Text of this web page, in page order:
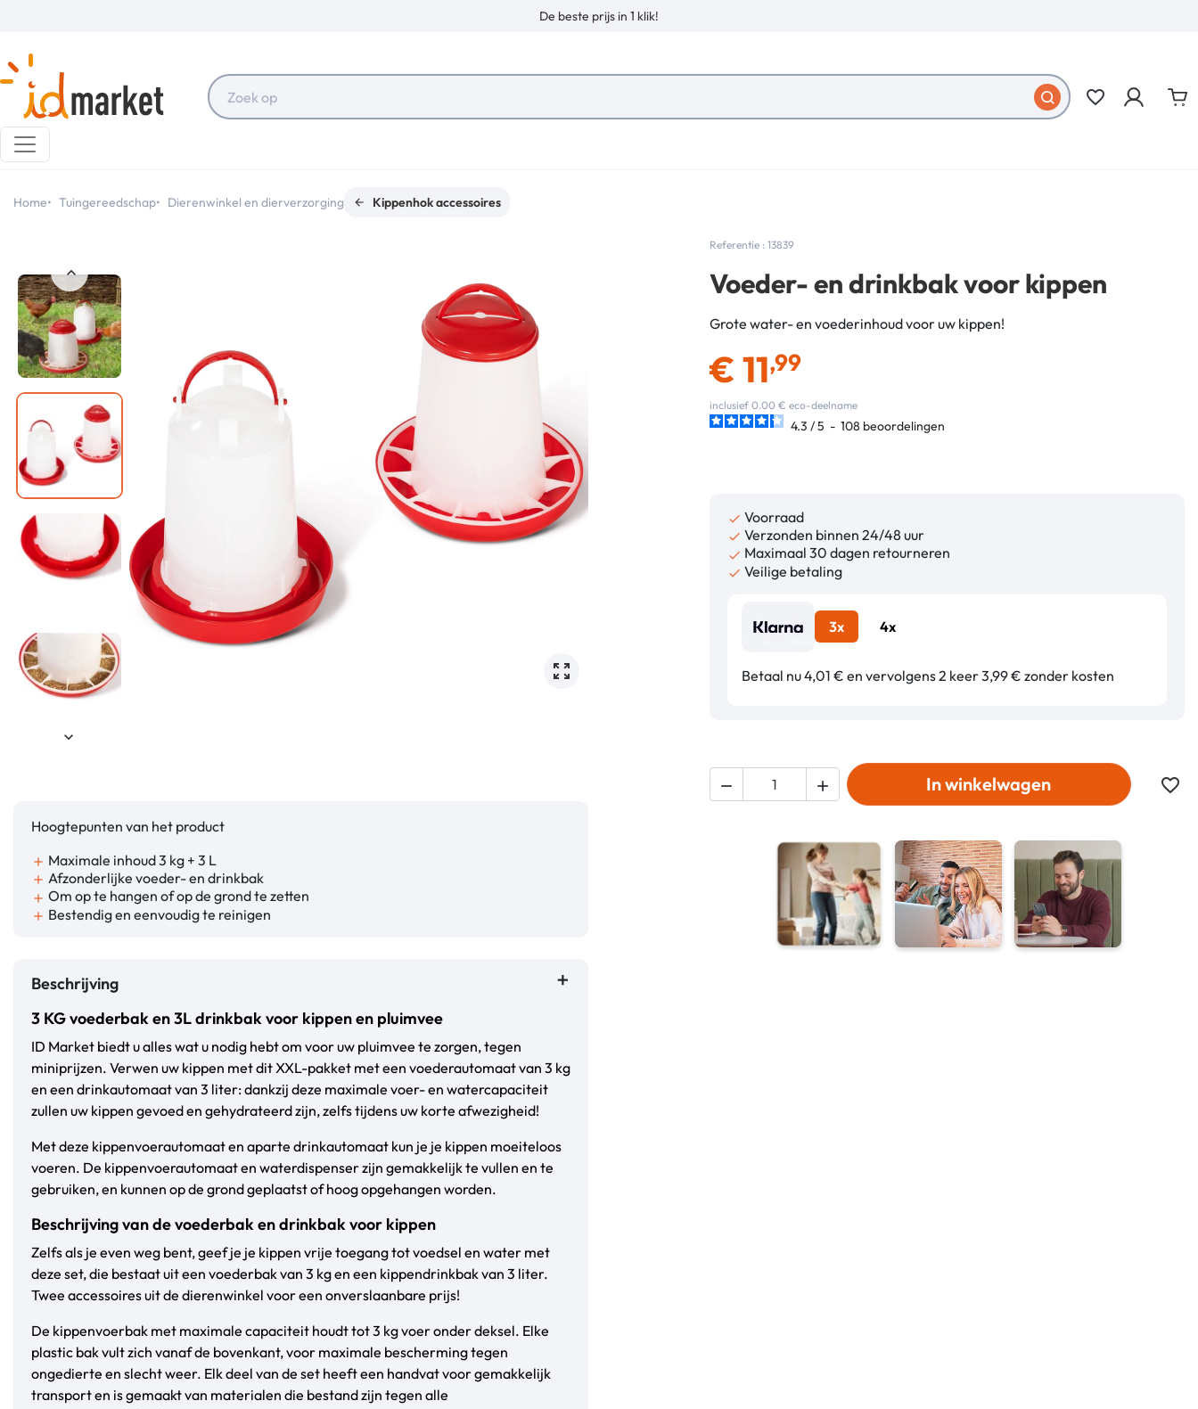
De beste prijs in 1 klik!
favorite_border
Home Tuingereedschap Dierenwinkel en dierverzorging Kippenhok accessoires
Hoogtepunten van het product
add Maximale inhoud 3 kg + 3 L
add Afzonderlijke voeder- en drinkbak
add Om op te hangen of op de grond te zetten
add Bestendig en eenvoudig te reinigen
Beschrijving
3 KG voederbak en 3L drinkbak voor kippen en pluimvee
ID Market biedt u alles wat u nodig hebt om voor uw pluimvee te zorgen, tegen
miniprijzen. Verwen uw kippen met dit XXL-pakket met een voederautomaat van 3 kg
en een drinkautomaat van 3 liter: dankzij deze maximale voer- en watercapaciteit
zullen uw kippen gevoed en gehydrateerd zijn, zelfs tijdens uw korte afwezigheid!
Met deze kippenvoerautomaat en aparte drinkautomaat kun je je kippen moeiteloos
voeren. De kippenvoerautomaat en waterdispenser zijn gemakkelijk te vullen en te
gebruiken, en kunnen op de grond geplaatst of hoog opgehangen worden.
Beschrijving van de voederbak en drinkbak voor kippen
Zelfs als je even weg bent, geef je je kippen vrije toegang tot voedsel en water met
deze set, die bestaat uit een voederbak van 3 kg en een kippendrinkbak van 3 liter.
Twee accessoires uit de dierenwinkel voor een onverslaanbare prijs!
De kippenvoerbak met maximale capaciteit houdt tot 3 kg voer onder deksel. Elke
plastic bak vult zich vanaf de bovenkant, voor maximale bescherming tegen
ongedierte en slecht weer. Elk deel van de set heeft een handvat voor gemakkelijk
transport en is gemaakt van materialen die bestand zijn tegen alle
Referentie : 13839
Voeder- en drinkbak voor kippen
Grote water- en voederinhoud voor uw kippen!
€ 11,99
inclusief 0.00 € eco-deelname
4.3 /5 - 108 beoordelingen
 Voorraad
 Verzonden binnen 24/48 uur
 Maximaal 30 dagen retourneren
 Veilige betaling
3x 4x
Betaal nu 4,01 € en vervolgens 2 keer 3,99 € zonder kosten
  In winkelwagen favorite_border